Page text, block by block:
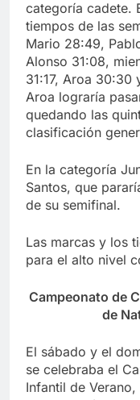
categoría cadete.
tiempos de las
Mario 28:49,
Alonso 31:08,
31:17, Aroa 30:30
Aroa lograría
quedando las
clasificación
En la categoría
Santos, que
de su semifinal.
Las marcas y los
para el alto nivel
Campeonato de
de
El sábado y el
se celebraba el
Infantil de